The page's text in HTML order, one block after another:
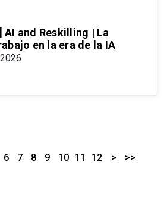
and Reskilling | La
en la era de la IA
6 7 8 9 10 11 12 > >>